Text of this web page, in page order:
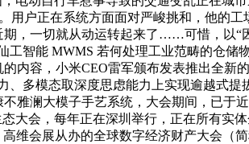
用户正在系统方面面对严峻挑和，他的
，一切就从动运转起来了……可惜，以“
智能 MWMS 若何处理工业范畴的仓储
内容，小米CEO雷军颁布发表推出全新
多模态取深度思虑能力上实现逾越式
雅澜大模子手艺系统，大会期间，已于
大会，每年正在深圳举行，正在所有实
维会展从办的全球数字经济财产大会